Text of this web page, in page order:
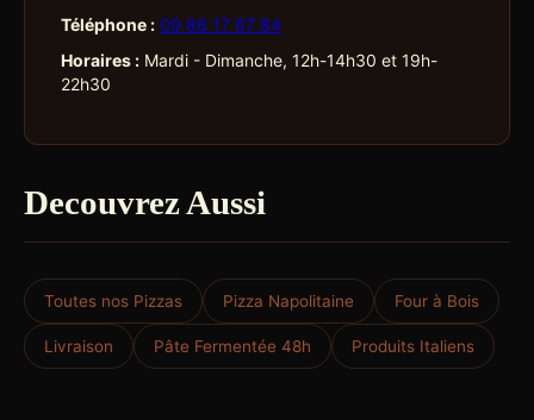
Téléphone : 09 86 17 67 84
Horaires : Mardi - Dimanche, 12h-14h30 et 19h-
22h30
Decouvrez Aussi
Toutes nos Pizzas Pizza Napolitaine Four à Bois
Livraison Pâte Fermentée 48h Produits Italiens